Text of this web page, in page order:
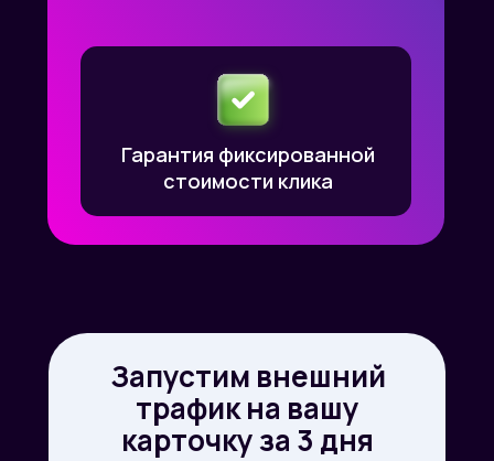
Гарантия фиксированной
стоимости клика
Запустим внешний
трафик на вашу
карточку за 3 дня